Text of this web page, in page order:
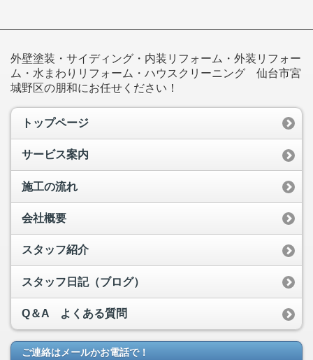
外壁塗装・サイディング・内装リフォーム・外装リフォー
ム・水まわりリフォーム・ハウスクリーニング 仙台市宮
城野区の朋和にお任せください！
トップページ
サービス案内
施工の流れ
会社概要
スタッフ紹介
スタッフ日記（ブログ）
Q＆A よくある質問
ご連絡はメールかお電話で！